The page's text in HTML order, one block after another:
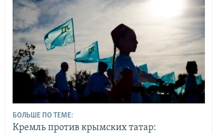
БОЛЬШЕ ПО ТЕМЕ:
Кремль против крымских татар: